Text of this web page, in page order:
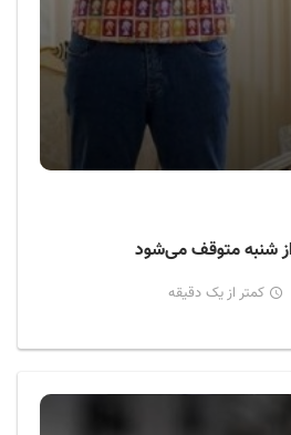
شنبه متوقف می‌شود
کمتر از یک دقیقه